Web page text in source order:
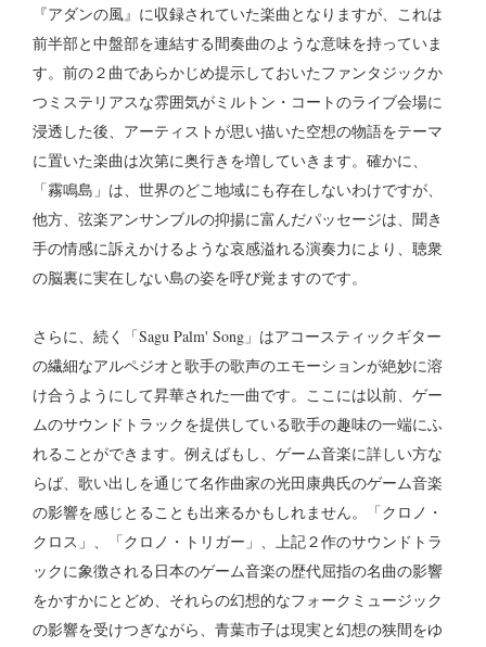
『アダンの風』に収録されていた楽曲となりますが、これは
前半部と中盤部を連結する間奏曲のような意味を持っていま
す。前の２曲であらかじめ提示しておいたファンタジックか
つミステリアスな雰囲気がミルトン・コートのライブ会場に
浸透した後、アーティストが思い描いた空想の物語をテーマ
に置いた楽曲は次第に奥行きを増していきます。確かに、
「霧鳴島」は、世界のどこ地域にも存在しないわけですが、
他方、弦楽アンサンブルの抑揚に富んだパッセージは、聞き
手の情感に訴えかけるような哀感溢れる演奏力により、聴衆
の脳裏に実在しない島の姿を呼び覚ますのです。
さらに、続く「Sagu Palm' Song」はアコースティックギター
の繊細なアルペジオと歌手の歌声のエモーションが絶妙に溶
け合うようにして昇華された一曲です。ここには以前、ゲー
ムのサウンドトラックを提供している歌手の趣味の一端にふ
れることができます。例えばもし、ゲーム音楽に詳しい方な
らば、歌い出しを通じて名作曲家の光田康典氏のゲーム音楽
の影響を感じとることも出来るかもしれません。「クロノ・
クロス」、「クロノ・トリガー」、上記２作のサウンドトラ
ックに象徴される日本のゲーム音楽の歴代屈指の名曲の影響
をかすかにとどめ、それらの幻想的なフォークミュージック
の影響を受けつぎながら、青葉市子は現実と幻想の狭間をゆ